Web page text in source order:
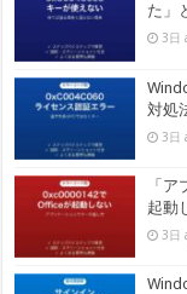
た」
3日
対処
3日
「
起動
3日